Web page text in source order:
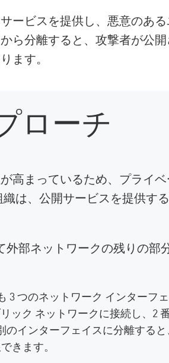
ービスを提供し、悪意のあ
ら分離すると、攻撃者が公
ます。
ローチ
高まっているため、プライ
は、公開サービスを提供す
外部ネットワークの残りの部
3 つのネットワーク インターフ
ック ネットワークに接続し、2
のインターフェイスに分離する
きます。